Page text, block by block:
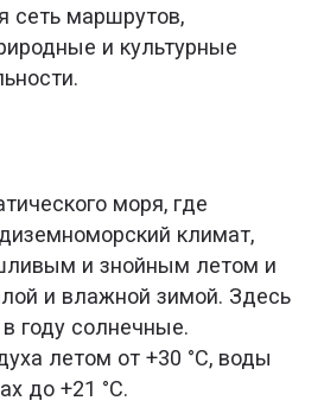
сеть маршрутов,
и культурные
моря, где
климат,
и знойным летом и
и влажной зимой. Здесь
году солнечные.
летом от +30 °C, воды
до +21 °C.